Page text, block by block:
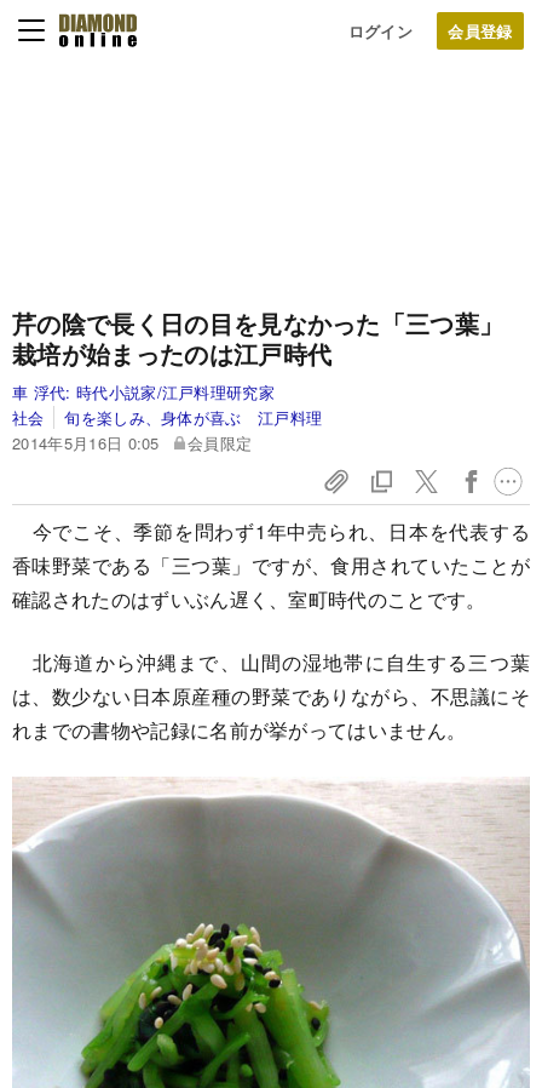
ログイン
芹の陰で長く日の目を見なかった「三つ葉」
栽培が始まったのは江戸時代
車 浮代: 時代小説家/江戸料理研究家
社会
旬を楽しみ、身体が喜ぶ 江戸料理
2014年5月16日 0:05
会員限定
今でこそ、季節を問わず1年中売られ、日本を代表する
香味野菜である「三つ葉」ですが、食用されていたことが
確認されたのはずいぶん遅く、室町時代のことです。
北海道から沖縄まで、山間の湿地帯に自生する三つ葉
は、数少ない日本原産種の野菜でありながら、不思議にそ
れまでの書物や記録に名前が挙がってはいません。